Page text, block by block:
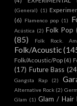
(General) (1)
(6) Flamenco pop (1)
Acústica (2) Folk Pop
(85)
Folk Rock.
Folk/Acoustic
Folk/Acoustic/Pop (4)
(17) Future Bass
Gangsta Rap
(2)
Alternative Rock (2)
Glam (1) Glam / Hair